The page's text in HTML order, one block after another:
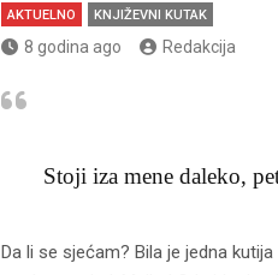
AKTUELNO KNJIŽEVNI KUTAK
8 godina ago Redakcija
Stoji iza mene daleko,
Da li se sjećam? Bila je jedna